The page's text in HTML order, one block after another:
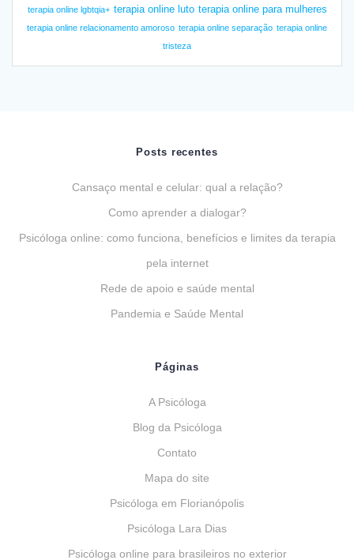
terapia online lgbtqia+ terapia online luto terapia online para mulheres
terapia online relacionamento amoroso terapia online separação terapia online
tristeza
Posts recentes
Cansaço mental e celular: qual a relação?
Como aprender a dialogar?
Psicóloga online: como funciona, benefícios e limites da terapia
pela internet
Rede de apoio e saúde mental
Pandemia e Saúde Mental
Páginas
A Psicóloga
Blog da Psicóloga
Contato
Mapa do site
Psicóloga em Florianópolis
Psicóloga Lara Dias
Psicóloga online para brasileiros no exterior